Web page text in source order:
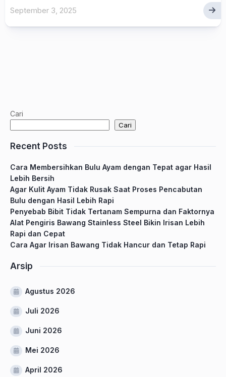
September 3, 2025
Cari
Cari
Recent Posts
Cara Membersihkan Bulu Ayam dengan Tepat agar Hasil
Lebih Bersih
Agar Kulit Ayam Tidak Rusak Saat Proses Pencabutan
Bulu dengan Hasil Lebih Rapi
Penyebab Bibit Tidak Tertanam Sempurna dan Faktornya
Alat Pengiris Bawang Stainless Steel Bikin Irisan Lebih
Rapi dan Cepat
Cara Agar Irisan Bawang Tidak Hancur dan Tetap Rapi
Arsip
Agustus 2026
Juli 2026
Juni 2026
Mei 2026
April 2026